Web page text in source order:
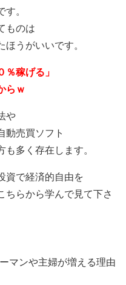
す。
ものは
ほうがいいです。
稼げる」
らｗ
や
動売買ソフト
多く存在します。
資で経済的自由を
ちらから学んで見て下さ
マンや主婦が増える理由